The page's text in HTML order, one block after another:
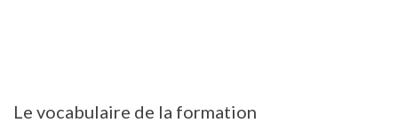
Le vocabulaire de la formation